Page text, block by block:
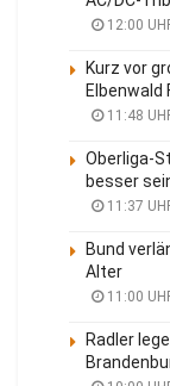
12:00
Kurz vor
Elbenwald
11:48
Oberliga-
besser
11:37
Bund
Alter
11:00
Radler